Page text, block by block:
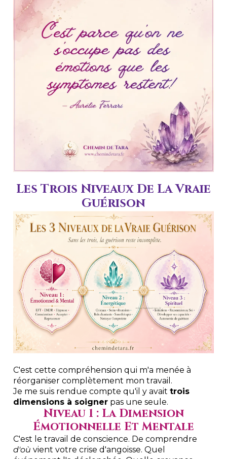
Les Trois Niveaux De La Vraie
Guérison
C'est cette compréhension qui m'a menée à
réorganiser complètement mon travail.
Je me suis rendue compte qu'il y avait trois
dimensions à soigner pas une seule.
Niveau 1 : La Dimension
Émotionnelle Et Mentale
C'est le travail de conscience. De comprendre
d'où vient votre crise d'angoisse. Quel